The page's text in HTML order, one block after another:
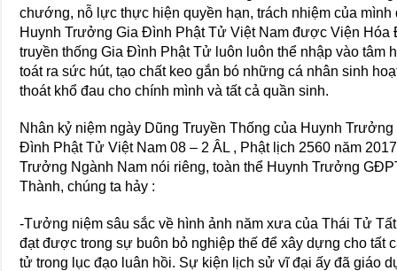
chướng, nỗ lực thực hiện quyền hạn, trách nhiệm của mình
Huynh Trưởng Gia Đình Phật Tử Việt Nam được Viện Hóa
truyền thống Gia Đình Phật Tử luôn luôn thể nhập vào tâm
toát ra sức hút, tạo chất keo gắn bó những cá nhân sinh
thoát khổ đau cho chính mình và tất cả quần sinh.
Nhân kỷ niệm ngày Dũng Truyền Thống của Huynh
Đình Phật Tử Việt Nam 08 – 2 ÂL , Phật lịch 2560 năm
Trưởng Ngành Nam nói riêng, toàn thể Huynh Trưởng
Thành, chúng ta hảy :
-Tưởng niệm sâu sắc về hình ảnh năm xưa của Thái Tử
đạt được trong sự buôn bỏ nghiệp thế để xây dựng cho tất
tử trong lục đạo luân hồi. Sự kiện lịch sử vĩ đại ấy đã giáo